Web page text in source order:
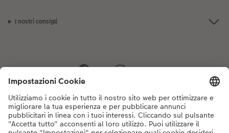
I nostri consigli
Se hai domande sui prodotti o sull'ordine, non esitare a contattarci dal
lunedì alla domenica dalle 9:00 alle 20:00 (esclusi i giorni festivi) al
numero di telefono
044 499 10 35 dal lunedì alla domenica, dalle 9:00 alle
20:00 (festività escluse)